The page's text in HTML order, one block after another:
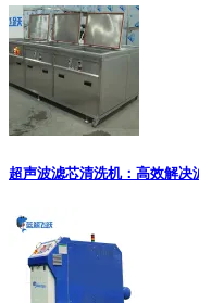
超声波滤芯清洗机：高效解决